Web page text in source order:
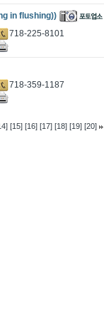
in flushing))
718-225-8101
718-359-1187
[15] [16] [17] [18] [19] [20]